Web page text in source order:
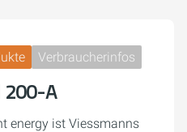
Verbraucherinfos
200-A
energy ist Viessmanns